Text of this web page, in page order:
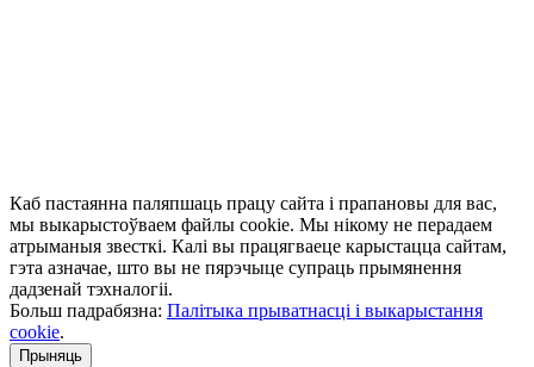
Каб пастаянна паляпшаць працу сайта і прапановы для вас,
мы выкарыстоўваем файлы cookie. Мы нікому не перадаем
атрыманыя звесткі. Калі вы працягваеце карыстацца сайтам,
гэта азначае, што вы не пярэчыце супраць прымянення
дадзенай тэхналогіі.
Больш падрабязна: Палітыка прыватнасці і выкарыстання
cookie.
Прыняць